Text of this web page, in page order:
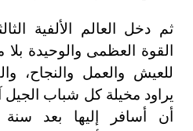
ثم دخل العالم الألفية
القوة العظمى والوحيدة بلا
للعيش والعمل والنجاح،
يراود مخيلة كل شباب الجيل